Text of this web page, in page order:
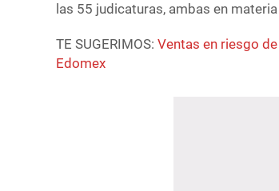
las 55 judicaturas, ambas en
TE SUGERIMOS:Ventas en riesgo
Edomex